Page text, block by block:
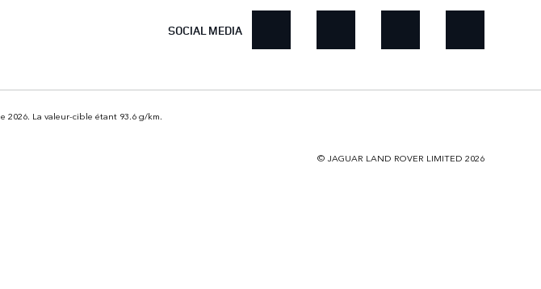
SOCIAL MEDIA
2026. La valeur-cible étant 93.6 g/km.
© JAGUAR LAND ROVER LIMITED 2026